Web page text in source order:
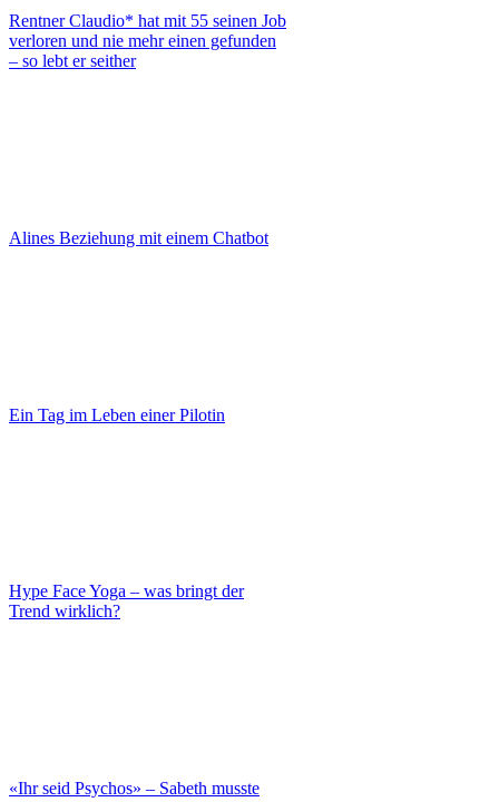
Rentner Claudio* hat mit 55 seinen Job
verloren und nie mehr einen gefunden
– so lebt er seither
Alines Beziehung mit einem Chatbot
Ein Tag im Leben einer Pilotin
Hype Face Yoga – was bringt der
Trend wirklich?
«Ihr seid Psychos» – Sabeth musste